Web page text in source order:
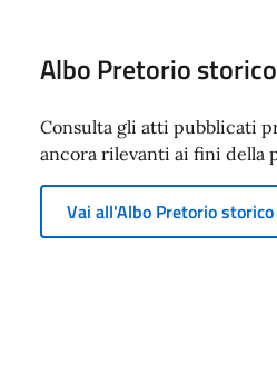
Albo Pretorio storico
Consulta gli atti pubblicati
ancora rilevanti ai fini della
Vai all'Albo Pretorio storico